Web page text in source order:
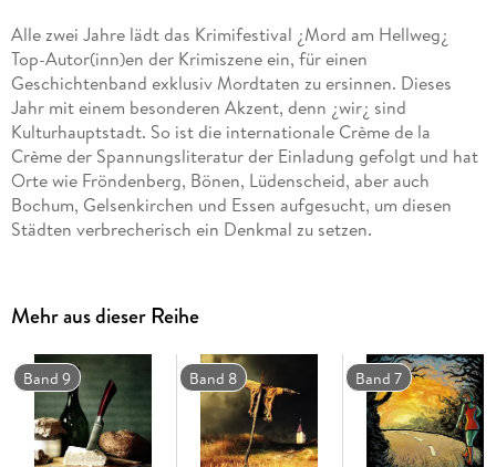
Alle zwei Jahre lädt das Krimifestival ¿Mord am Hellweg¿
Top-Autor(inn)en der Krimiszene ein, für einen
Geschichtenband exklusiv Mordtaten zu ersinnen. Dieses
Jahr mit einem besonderen Akzent, denn ¿wir¿ sind
Kulturhauptstadt. So ist die internationale Crème de la
Crème der Spannungsliteratur der Einladung gefolgt und hat
Orte wie Fröndenberg, Bönen, Lüdenscheid, aber auch
Bochum, Gelsenkirchen und Essen aufgesucht, um diesen
Städten verbrecherisch ein Denkmal zu setzen.
Aus 17 Ländern sind unter anderem angereist: Petros
Markaris, Taavi Soininvaara, Jussi Adler-Olsen, Esmahan
Aykol, Gabriella Wollenhaupt, Bernhard Jaumann, Helene
Tursten, Jac. Toes & Thomas Hoeps, Andrej Kurkow, Domingo
Villar und Louise Welsh.
Mehr aus dieser Reihe
Band 9 Band 8 Band 7